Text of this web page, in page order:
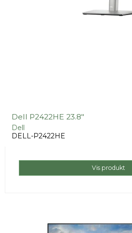
Dell P2422HE 23.8"
Dell
DELL-P2422HE
Vis produkt